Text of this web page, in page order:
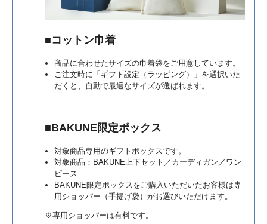
■コットン巾着
商品に合わせたサイズの巾着袋をご用意しています。
ご注文時に「ギフト設定（ラッピング）」を選択いた
だくと、自動で最適なサイズが選ばれます。
■BAKUNE限定ボックス
対象商品専用のギフトボックスです。
対象商品：BAKUNE上下セット／カーディガン／ワン
ピース
BAKUNE限定ボックスをご購入いただいたお客様は専
用ショッパー（手提げ袋）がお選びいただけます。
※専用ショッパーは有料です。